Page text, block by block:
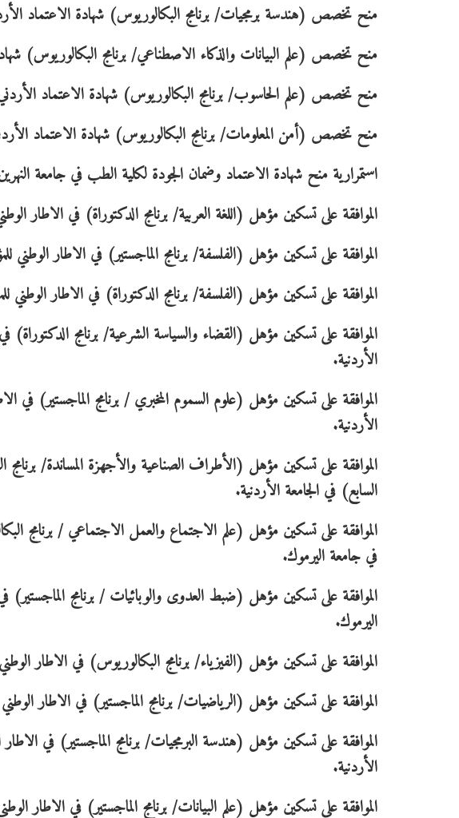
منح تخصص (هندسة برمجيات/ برنامج البكالوريوس) شهادة الاعتماد
منح تخصص (علم البيانات والذكاء الاصطناعي/ برنامج البكالوريوس) شهادة
منح تخصص (علم الحاسوب/ برنامج البكالوريوس) شهادة الاعتماد الأردني
منح تخصص (أمن المعلومات/ برنامج البكالوريوس) شهادة الاعتماد الأردني
استمرارية منح شهادة الاعتماد وضمان الجودة لكلية الطب في جامعة
الموافقة على تسكين مؤهل (اللغة العربية/ برنامج الدكتوراة) في الاطار
الموافقة على تسكين مؤهل (الفلسفة/ برنامج الماجستير) في الاطار الوطني
الموافقة على تسكين مؤهل (الفلسفة/ برنامج الدكتوراة) في الاطار الوطني
الموافقة على تسكين مؤهل (القضاء والسياسة الشرعية/ برنامج الدكتوراة)
الأردنية.
الموافقة على تسكين مؤهل (علوم السموم المخبري / برنامج الماجستير) في
الأردنية.
الموافقة على تسكين مؤهل (الأطراف الصناعية والأجهزة المساندة/
السابع) في الجامعة الأردنية.
الموافقة على تسكين مؤهل (علم الاجتماع والعمل الاجتماعي / برنامج
في جامعة اليرموك.
الموافقة على تسكين مؤهل (ضبط العدوى والوبائيات / برنامج
اليرموك.
الموافقة على تسكين مؤهل (الفيزياء/ برنامج البكالوريوس) في الاطار
الموافقة على تسكين مؤهل (الرياضيات/ برنامج الماجستير) في الاطار
الموافقة على تسكين مؤهل (هندسة البرمجيات/ برنامج الماجستير) في
الأردنية.
الموافقة على تسكين مؤهل (علم البيانات/ برنامج الماجستير) في الاطار